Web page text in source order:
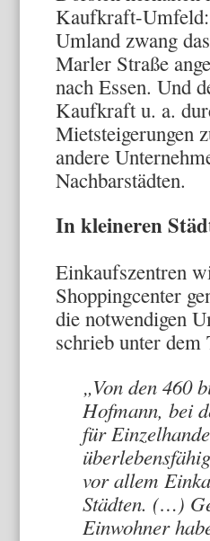
Kaufkraft-
Umland zwang
Marler Straße
nach Essen. Und
Kaufkraft u. a.
Mietsteigerungen
andere
Nachbarstädten.
In kleineren
Einkaufszentren
Shoppingcenter
die notwendigen
schrieb unter
„Von den 460
Hofmann, bei
für
vor allem
Städten. (…)
Einwohner